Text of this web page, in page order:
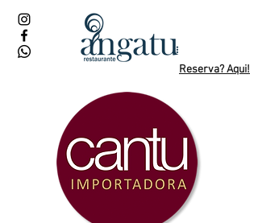
Reserva? Aqui!